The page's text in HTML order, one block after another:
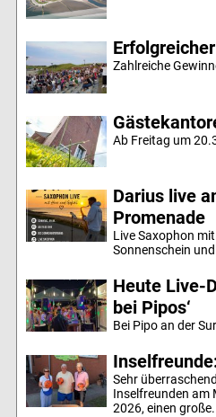
Zahlreiche
Ab Freitag um
Darius live
Promenade
Live Saxophon
Sonnenschein
Heute Live-
bei Pipos‘
Bei Pipo an der
Sehr
Inselfreunden am
2026, einen